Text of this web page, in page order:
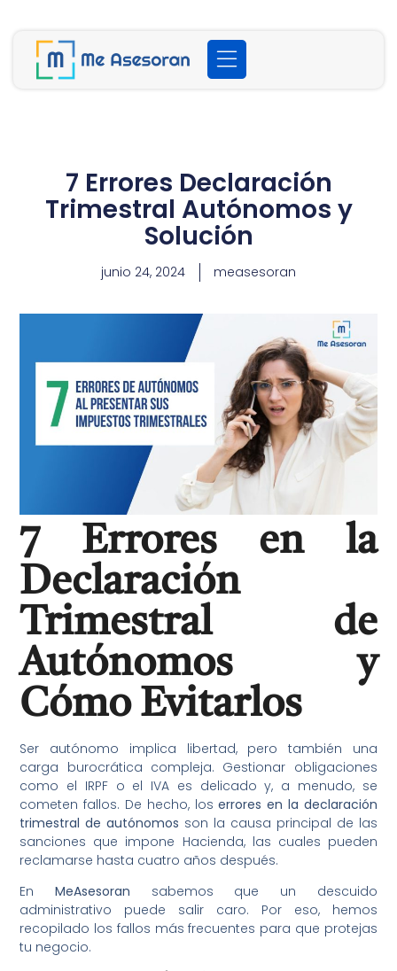
7 Errores Declaración
Trimestral Autónomos y
Solución
junio 24, 2024 measesoran
7 Errores en la
Declaración
Trimestral de
Autónomos y
Cómo Evitarlos
Ser autónomo implica libertad, pero también una
carga burocrática compleja. Gestionar obligaciones
como el IRPF o el IVA es delicado y, a menudo, se
cometen fallos. De hecho, loserrores en la declaración
trimestral de autónomos son la causa principal de las
sanciones que impone Hacienda, las cuales pueden
reclamarse hasta cuatro años después.
EnMeAsesoran sabemos que un descuido
administrativo puede salir caro. Por eso, hemos
recopilado los fallos más frecuentes para que protejas
tu negocio.